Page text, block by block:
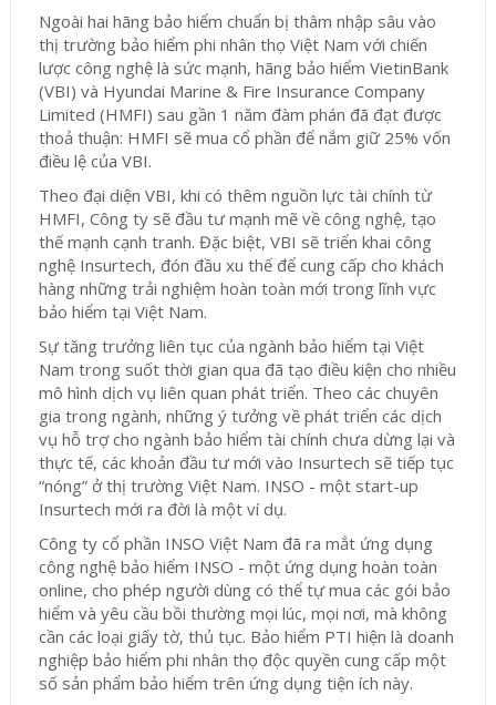
Ngoài hai hãng bảo hiểm chuẩn bị thâm nhập sâu vào
thị trường bảo hiểm phi nhân thọ Việt Nam với chiến
lược công nghệ là sức mạnh, hãng bảo hiểm VietinBank
(VBI) và Hyundai Marine & Fire Insurance Company
Limited (HMFI) sau gần 1 năm đàm phán đã đạt được
thoả thuận: HMFI sẽ mua cổ phần để nắm giữ 25% vốn
điều lệ của VBI.
Theo đại diện VBI, khi có thêm nguồn lực tài chính từ
HMFI, Công ty sẽ đầu tư mạnh mẽ về công nghệ, tạo
thế mạnh cạnh tranh. Đặc biệt, VBI sẽ triển khai công
nghệ Insurtech, đón đầu xu thế để cung cấp cho khách
hàng những trải nghiệm hoàn toàn mới trong lĩnh vực
bảo hiểm tại Việt Nam.
Sự tăng trưởng liên tục của ngành bảo hiểm tại Việt
Nam trong suốt thời gian qua đã tạo điều kiện cho nhiều
mô hình dịch vụ liên quan phát triển. Theo các chuyên
gia trong ngành, những ý tưởng về phát triển các dịch
vụ hỗ trợ cho ngành bảo hiểm tài chính chưa dừng lại và
thực tế, các khoản đầu tư mới vào Insurtech sẽ tiếp tục
“nóng” ở thị trường Việt Nam. INSO - một start-up
Insurtech mới ra đời là một ví dụ.
Công ty cổ phần INSO Việt Nam đã ra mắt ứng dụng
công nghệ bảo hiểm INSO - một ứng dụng hoàn toàn
online, cho phép người dùng có thể tự mua các gói bảo
hiểm và yêu cầu bồi thường mọi lúc, mọi nơi, mà không
cần các loại giấy tờ, thủ tục. Bảo hiểm PTI hiện là doanh
nghiệp bảo hiểm phi nhân thọ độc quyền cung cấp một
số sản phẩm bảo hiểm trên ứng dụng tiện ích này.